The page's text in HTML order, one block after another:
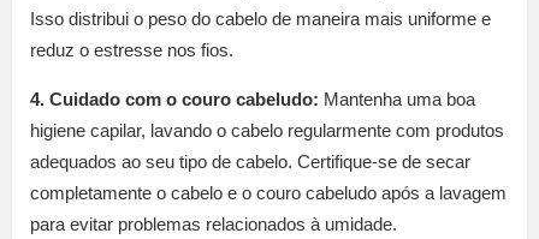
Isso distribui o peso do cabelo de maneira mais uniforme e
reduz o estresse nos fios.
4. Cuidado com o couro cabeludo: Mantenha uma boa
higiene capilar, lavando o cabelo regularmente com produtos
adequados ao seu tipo de cabelo. Certifique-se de secar
completamente o cabelo e o couro cabeludo após a lavagem
para evitar problemas relacionados à umidade.